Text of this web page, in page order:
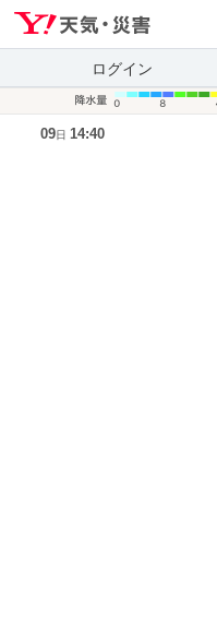
ログイン
09日 14:40